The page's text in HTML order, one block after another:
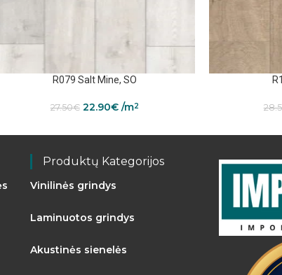
R079 Salt Mine, SO
27.50€ 22.90€/m2
Produktų Kategorijos
Vinilinės grindys
Laminuotos grindys
Akustinės sienelės